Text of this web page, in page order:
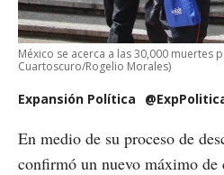
México se acerca a las 30,000 muertes
Cuartoscuro/Rogelio Morales)
Expansión Política
En medio de su proceso de
confirmó un nuevo máximo de